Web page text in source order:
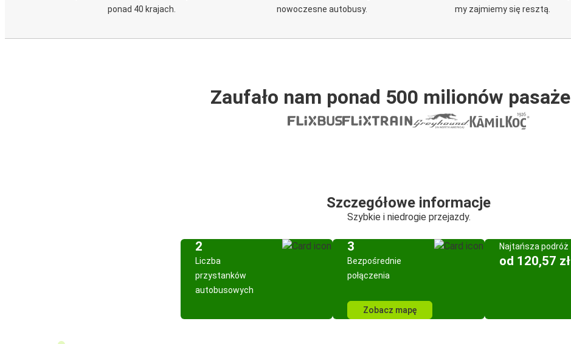
ponad 40 krajach.
nowoczesne autobusy.
my zajmiemy się resztą.
Zaufało nam ponad 500 milionów
Szczegółowe informacje
Szybkie i niedrogie przejazdy.
2
Liczba
przystanków
autobusowych
3
Bezpośrednie
połączenia
Zobacz mapę
Najtańsza podróż
od 120,57 zł